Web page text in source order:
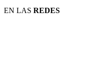
EN LAS REDES